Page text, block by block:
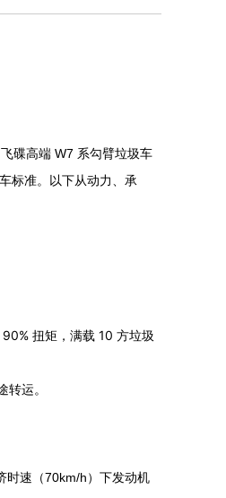
碟高端 W7 系勾臂垃圾车
标准。以下从动力、承
扭矩，满载 10 方垃圾
运。
时速（70km/h）下发动机